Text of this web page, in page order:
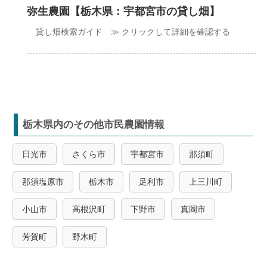
弥生農園【栃木県：宇都宮市の貸し畑】
貸し畑検索ガイド ≫ クリックして詳細を確認する
栃木県内のその他市民農園情報
日光市 さくら市 宇都宮市 那須町
那須塩原市 栃木市 足利市 上三川町
小山市 高根沢町 下野市 真岡市
芳賀町 野木町